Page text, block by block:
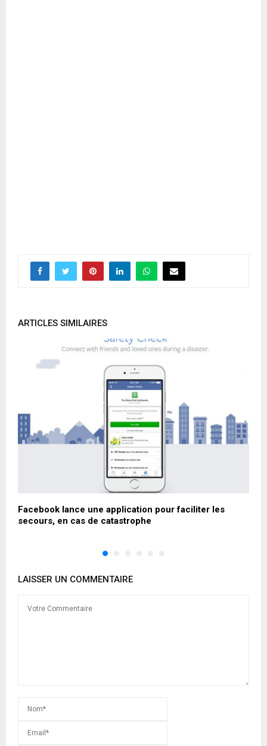
ARTICLES SIMILAIRES
Facebook lance une application pour faciliter les
secours, en cas de catastrophe
LAISSER UN COMMENTAIRE